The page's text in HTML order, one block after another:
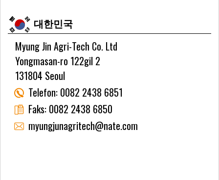
대한민국
Myung Jin Agri-Tech Co. Ltd
Yongmasan-ro 122gil 2
131804 Seoul
Telefon: 0082 2438 6851
Faks: 0082 2438 6850
myungjunagritech@nate.com